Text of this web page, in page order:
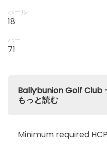
ホール
18
パー
71
Ballybunion Golf Club
もっと読む
Minimum required